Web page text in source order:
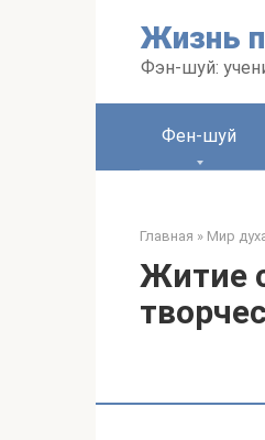
Жизнь
Фэн-шуй:
Фен-шуй
Главная » Мир
Житие